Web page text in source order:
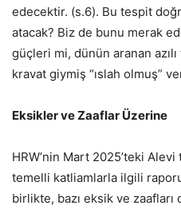
edecektir. (s.6). Bu tespit
atacak? Biz de bunu merak
güçleri mi, dünün aranan
kravat giymiş “ıslah olmuş”
Eksikler ve Zaaflar Üzerine
HRW’nin Mart 2025’teki
temelli katliamlarla ilgili
birlikte, bazı eksik ve zaafları